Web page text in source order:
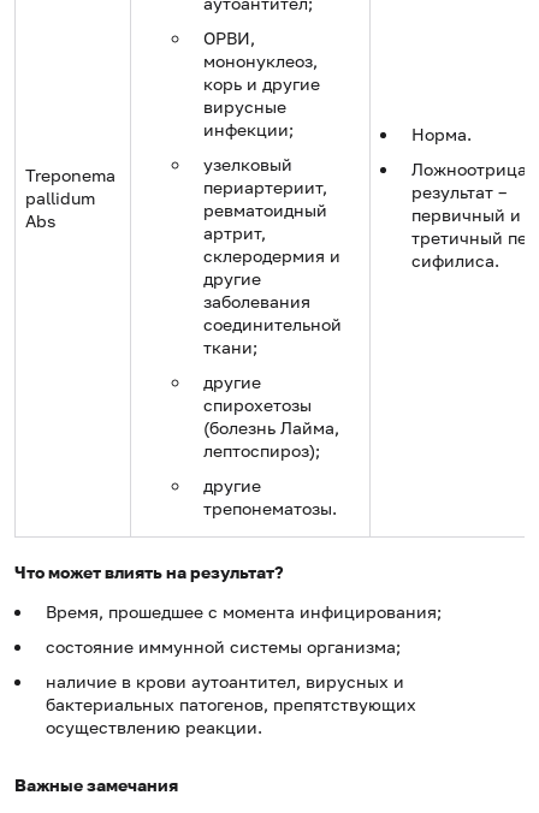
Treponema
pallidum
Abs
ОРВИ,
мононуклеоз,
корь и другие
вирусные
инфекции;
узелковый
периартериит,
ревматоидный
артрит,
склеродермия и
другие
заболевания
соединительной
ткани;
другие
спирохетозы
(болезнь Лайма,
лептоспироз);
другие
трепонематозы.
Норма.
результат –
первичный и
третичный
сифилиса.
Что может влиять на результат?
Время, прошедшее с момента инфицирования;
состояние иммунной системы организма;
наличие в крови аутоантител, вирусных и
бактериальных патогенов, препятствующих
осуществлению реакции.
Важные замечания